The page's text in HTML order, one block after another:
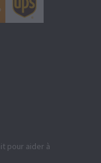
pour aider à